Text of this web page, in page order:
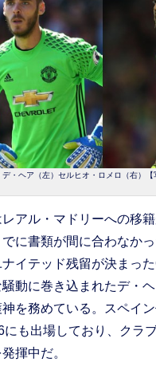
デ・ヘア（左）セルヒオ・ロメロ（右）【
アル・マドリーへの移籍
に書類が間に合わなか
ナイテッド残留が決まっ
動に巻き込まれたデ・
を務めている。スペイ
にも出場しており、クラ
揮中だ。